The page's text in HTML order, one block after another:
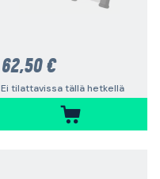
62,50 €
Ei tilattavissa tällä hetkellä